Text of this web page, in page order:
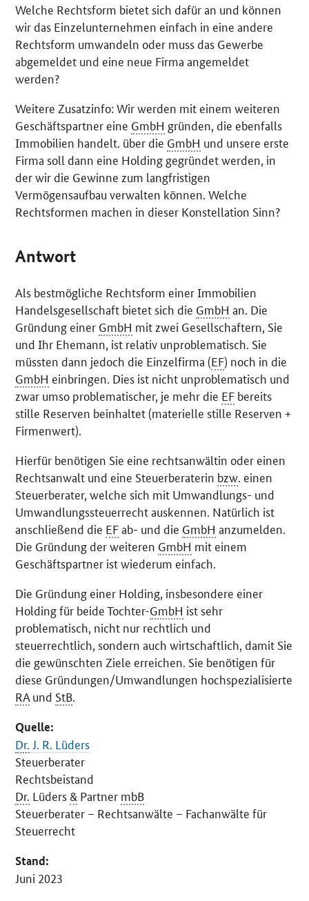
Welche Rechtsform bietet sich dafür an und können
wir das Einzelunternehmen einfach in eine andere
Rechtsform umwandeln oder muss das Gewerbe
abgemeldet und eine neue Firma angemeldet
werden?
Weitere Zusatzinfo: Wir werden mit einem weiteren
Geschäftspartner eine GmbH gründen, die ebenfalls
Immobilien handelt. über die GmbH und unsere erste
Firma soll dann eine Holding gegründet werden, in
der wir die Gewinne zum langfristigen
Vermögensaufbau verwalten können. Welche
Rechtsformen machen in dieser Konstellation Sinn?
Antwort
Als bestmögliche Rechtsform einer Immobilien
Handelsgesellschaft bietet sich die GmbH an. Die
Gründung einer GmbH mit zwei Gesellschaftern, Sie
und Ihr Ehemann, ist relativ unproblematisch. Sie
müssten dann jedoch die Einzelfirma (EF) noch in die
GmbH einbringen. Dies ist nicht unproblematisch und
zwar umso problematischer, je mehr die EF bereits
stille Reserven beinhaltet (materielle stille Reserven +
Firmenwert).
Hierfür benötigen Sie eine rechtsanwältin oder einen
Rechtsanwalt und eine Steuerberaterin bzw. einen
Steuerberater, welche sich mit Umwandlungs- und
Umwandlungssteuerrecht auskennen. Natürlich ist
anschließend die EFab- und die GmbH anzumelden.
Die Gründung der weiteren GmbH mit einem
Geschäftspartner ist wiederum einfach.
Die Gründung einer Holding, insbesondere einer
Holding für beide Tochter-GmbH ist sehr
problematisch, nicht nur rechtlich und
steuerrechtlich, sondern auch wirtschaftlich, damit Sie
die gewünschten Ziele erreichen. Sie benötigen für
diese Gründungen/Umwandlungen hochspezialisierte
RAund StB.
Quelle:
Dr. J. R. Lüders
Steuerberater
Rechtsbeistand
Dr. Lüders & Partner mbB
Steuerberater – Rechtsanwälte – Fachanwälte für
Steuerrecht
Stand:
Juni 2023